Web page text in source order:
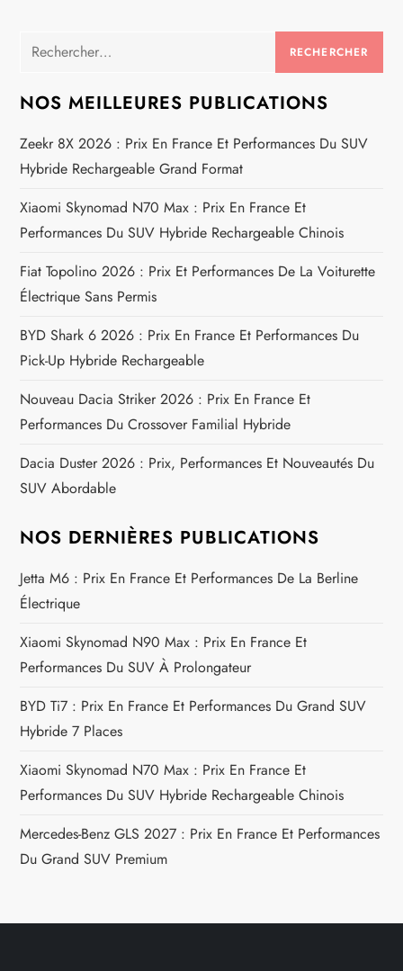
g
a
t
i
o
n
d
e
l
’
a
r
t
i
c
l
e
Rechercher :
NOS MEILLEURES PUBLICATIONS
Zeekr 8X 2026 : Prix En France Et Performances Du SUV
Hybride Rechargeable Grand Format
Xiaomi Skynomad N70 Max : Prix En France Et
Performances Du SUV Hybride Rechargeable Chinois
Fiat Topolino 2026 : Prix Et Performances De La Voiturette
Électrique Sans Permis
BYD Shark 6 2026 : Prix En France Et Performances Du
Pick-Up Hybride Rechargeable
Nouveau Dacia Striker 2026 : Prix En France Et
Performances Du Crossover Familial Hybride
Dacia Duster 2026 : Prix, Performances Et Nouveautés Du
SUV Abordable
NOS DERNIÈRES PUBLICATIONS
Jetta M6 : Prix En France Et Performances De La Berline
Électrique
Xiaomi Skynomad N90 Max : Prix En France Et
Performances Du SUV À Prolongateur
BYD Ti7 : Prix En France Et Performances Du Grand SUV
Hybride 7 Places
Xiaomi Skynomad N70 Max : Prix En France Et
Performances Du SUV Hybride Rechargeable Chinois
Mercedes-Benz GLS 2027 : Prix En France Et Performances
Du Grand SUV Premium